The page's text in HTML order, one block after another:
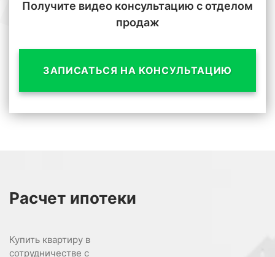
Получите видео консультацию с отделом
продаж
ЗАПИСАТЬСЯ НА КОНСУЛЬТАЦИЮ
Расчет ипотеки
Купить квартиру в
сотрудничестве с